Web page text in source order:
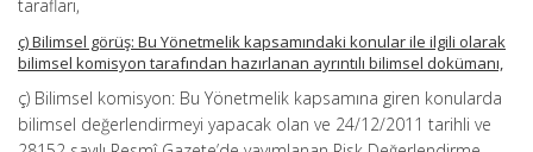
tarafları,
ç) Bilimsel görüş: Bu Yönetmelik kapsamındaki konular ile ilgili olarak
bilimsel komisyon tarafından hazırlanan ayrıntılı bilimsel dokümanı,
ç) Bilimsel komisyon: Bu Yönetmelik kapsamına giren konularda
bilimsel değerlendirmeyi yapacak olan ve 24/12/2011 tarihli ve